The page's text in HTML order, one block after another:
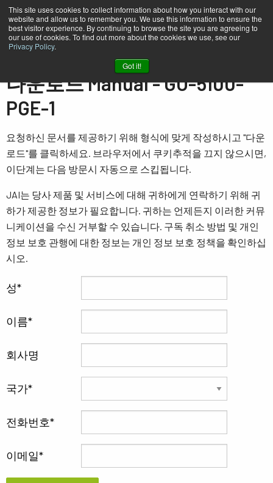
This site uses cookies to collect information about how you interact with our
website and allow us to remember you. We use this information to ensure the
best visitor experience. By continuing to browse the site you are agreeing to
our use of cookies. To find out more about the cookies we use, see our
Privacy Policy.
Got it!
다운로드 Manual - GO-5100-
PGE-1
요청하신 문서를 제공하기 위해 형식에 맞게 작성하시고 "다운
로드"를 클릭하세요. 브라우저에서 쿠키추적을 끄지 않으시면,
이단계는 다음 방문시 자동으로 스킵됩니다.
JAI는 당사 제품 및 서비스에 대해 귀하에게 연락하기 위해 귀
하가 제공한 정보가 필요합니다. 귀하는 언제든지 이러한 커뮤
니케이션을 수신 거부할 수 있습니다. 구독 취소 방법 및 개인
정보 보호 관행에 대한 정보는 개인 정보 보호 정책을 확인하십
시오.
성
이름
회사명
국가
전화번호
이메일